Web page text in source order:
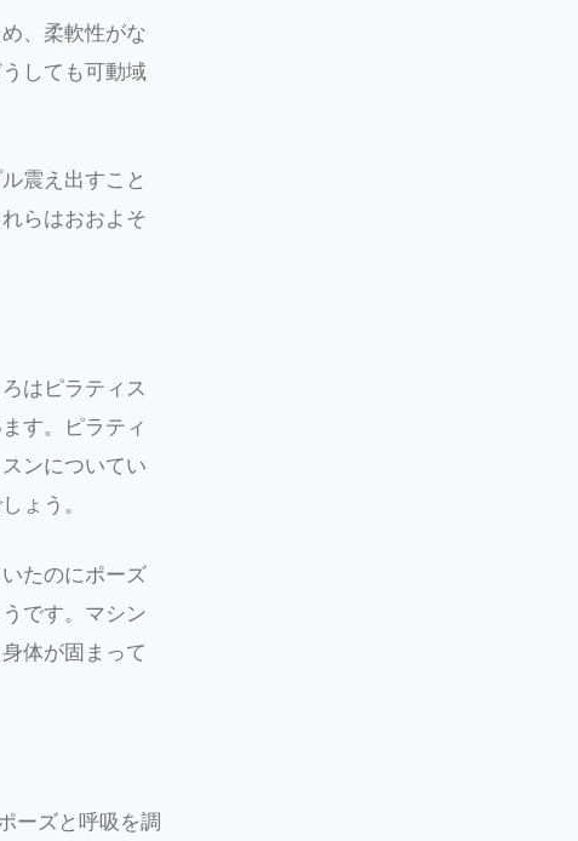
、柔軟性がな
しても可動域
震え出すこと
らはおおよそ
はピラティス
す。ピラティ
ンについてい
ょう。
たのにポーズ
です。マシン
体が固まって
ーズと呼吸を調